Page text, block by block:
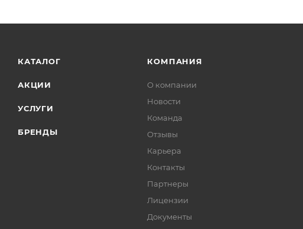
КАТАЛОГ
АКЦИИ
УСЛУГИ
БРЕНДЫ
КОМПАНИЯ
О компании
Новости
Команда
Отзывы
Карьера
Контакты
Партнеры
Лицензии
Документы